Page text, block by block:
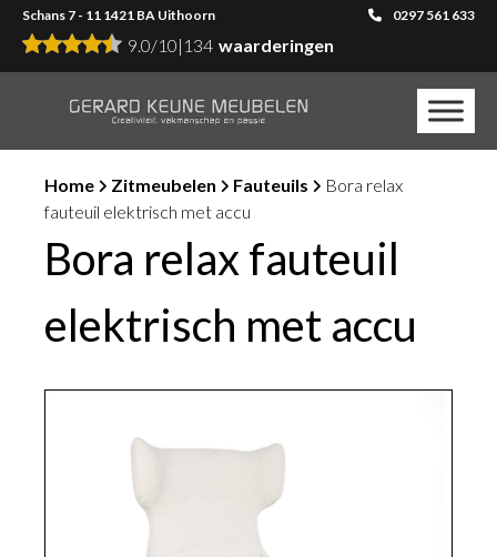
Schans 7 - 11 1421 BA Uithoorn 0297 561 633
9.0/10| 134 waarderingen
Home Zitmeubelen Fauteuils
Bora relax
fauteuil elektrisch met accu
Bora relax fauteuil
elektrisch met accu